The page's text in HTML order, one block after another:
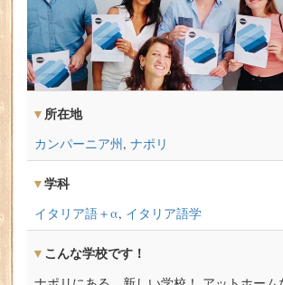
所在地
カンパーニア州, ナポリ
学科
イタリア語＋α, イタリア語学
こんな学校です！